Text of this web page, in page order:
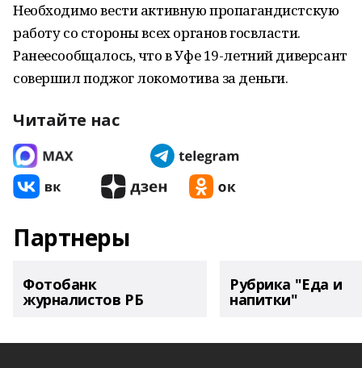
Необходимо вести активную пропагандистскую
работу со стороны всех органов госвласти.
Ранеесообщалось, что в Уфе 19-летний диверсант
совершил поджог локомотива за деньги.
Читайте нас
Партнеры
Фотобанк
журналистов РБ
Рубрика "Еда и
напитки"